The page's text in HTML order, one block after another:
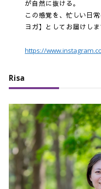
が自然に抜ける。
この感覚を、忙しい日
ヨガ】としてお届けしま
https://
Risa